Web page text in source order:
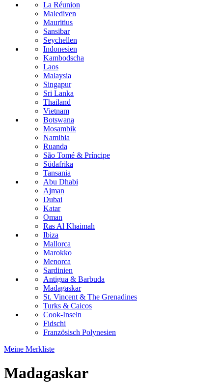
La Réunion
Malediven
Mauritius
Sansibar
Seychellen
Indonesien
Kambodscha
Laos
Malaysia
Singapur
Sri Lanka
Thailand
Vietnam
Botswana
Mosambik
Namibia
Ruanda
São Tomé & Príncipe
Südafrika
Tansania
Abu Dhabi
Ajman
Dubai
Katar
Oman
Ras Al Khaimah
Ibiza
Mallorca
Marokko
Menorca
Sardinien
Antigua & Barbuda
Madagaskar
St. Vincent & The Grenadines
Turks & Caicos
Cook-Inseln
Fidschi
Französisch Polynesien
Meine Merkliste
Madagaskar